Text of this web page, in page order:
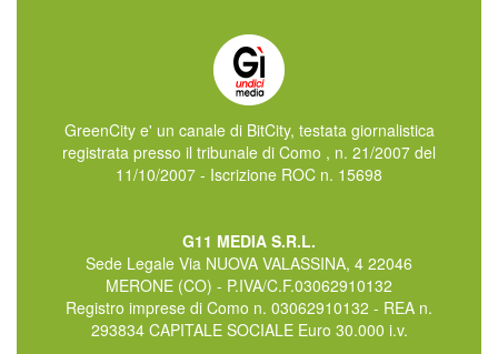
GreenCity e' un canale di BitCity, testata giornalistica
registrata presso il tribunale di Como , n. 21/2007 del
11/10/2007 - Iscrizione ROC n. 15698
G11 MEDIA S.R.L.
Sede Legale Via NUOVA VALASSINA, 4 22046
MERONE (CO) - P.IVA/C.F.03062910132
Registro imprese di Como n. 03062910132 - REA n.
293834 CAPITALE SOCIALE Euro 30.000 i.v.